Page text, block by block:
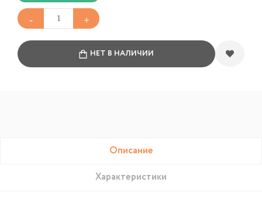
НЕТ В НАЛИЧИИ
Описание
Характеристики